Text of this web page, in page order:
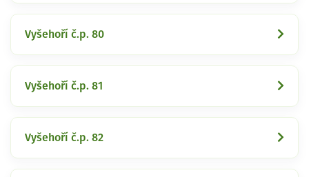
Vyšehoří č.p. 80
Vyšehoří č.p. 81
Vyšehoří č.p. 82